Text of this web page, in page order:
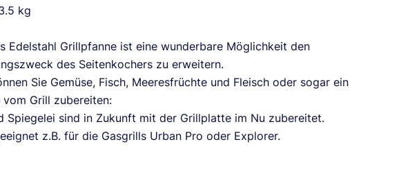
kg
Edelstahl Grillpfanne ist eine wunderbare Möglichkeit den
des Seitenkochers zu erweitern.
Sie Gemüse, Fisch, Meeresfrüchte und Fleisch oder sogar ein
vom Grill zubereiten:
Spiegelei sind in Zukunft mit der Grillplatte im Nu zubereitet.
z.B. für die Gasgrills Urban Pro oder Explorer.